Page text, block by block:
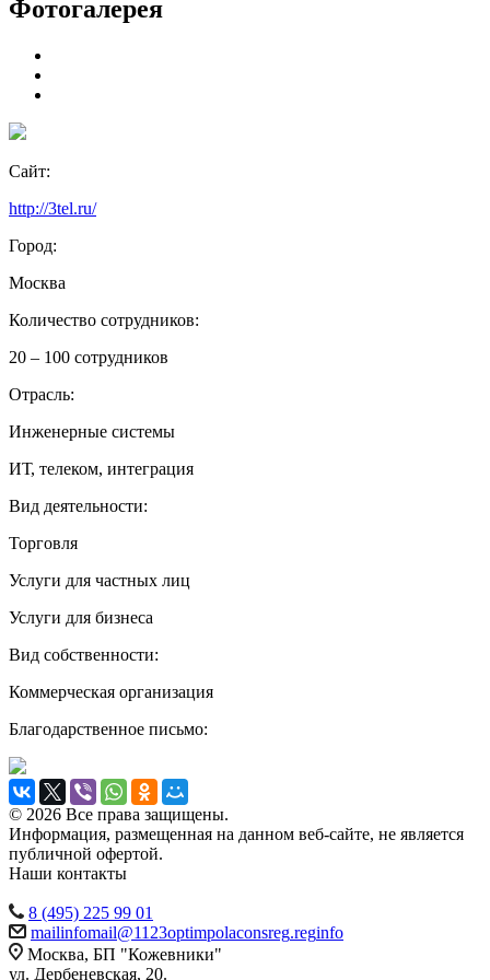
Фотогалерея
Сайт:
http://3tel.ru/
Город:
Москва
Количество сотрудников:
20 – 100 сотрудников
Отрасль:
Инженерные системы
ИТ, телеком, интеграция
Вид деятельности:
Торговля
Услуги для частных лиц
Услуги для бизнеса
Вид собственности:
Коммерческая организация
Благодарственное письмо:
© 2026 Все права защищены.
Информация, размещенная на данном веб-сайте, не является
публичной офертой.
Наши контакты
8 (495) 225 99 01
mailinfomail@1123optimpolaconsreg.reginfo
Москва, БП "Кожевники"
ул. Дербеневская, 20.